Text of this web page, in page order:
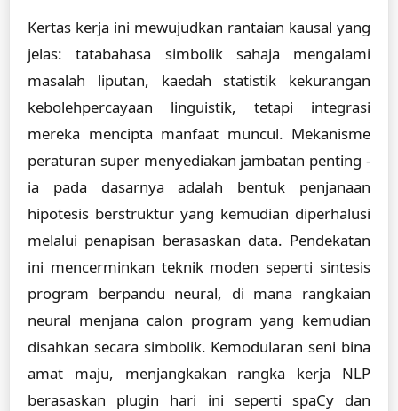
Kertas kerja ini mewujudkan rantaian kausal yang
jelas: tatabahasa simbolik sahaja mengalami
masalah liputan, kaedah statistik kekurangan
kebolehpercayaan linguistik, tetapi integrasi
mereka mencipta manfaat muncul. Mekanisme
peraturan super menyediakan jambatan penting -
ia pada dasarnya adalah bentuk penjanaan
hipotesis berstruktur yang kemudian diperhalusi
melalui penapisan berasaskan data. Pendekatan
ini mencerminkan teknik moden seperti sintesis
program berpandu neural, di mana rangkaian
neural menjana calon program yang kemudian
disahkan secara simbolik. Kemodularan seni bina
amat maju, menjangkakan rangka kerja NLP
berasaskan plugin hari ini seperti spaCy dan